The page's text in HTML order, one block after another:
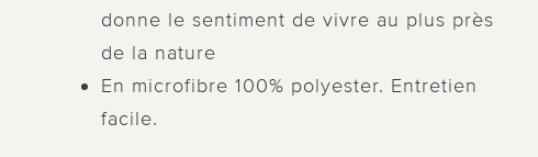
donne le sentiment de vivre au plus près
de la nature
En microfibre 100% polyester. Entretien
facile.